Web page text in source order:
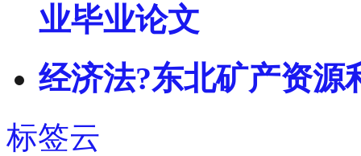
业毕业论文
经济法?东北矿产资源
标签云